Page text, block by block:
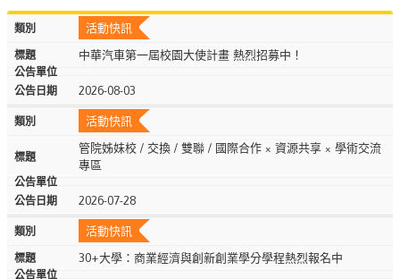
活動快訊
中華汽車第一屆校園大使計畫 熱烈招募中！
2026-08-03
活動快訊
管院姊妹校 / 交換 / 雙聯 / 國際合作 × 資源共享 × 學術交流
專區
2026-07-28
活動快訊
30+大學：商業經濟與創新創業學分學程熱烈報名中